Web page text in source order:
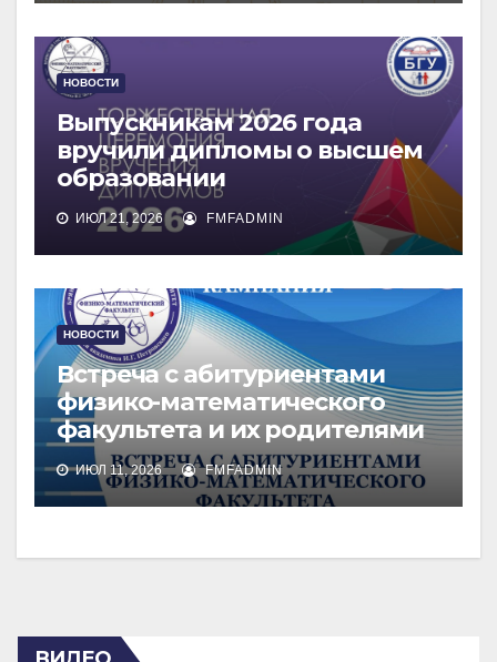
НОВОСТИ
Выпускникам 2026 года
вручили дипломы о высшем
образовании
ИЮЛ 21, 2026 FMFADMIN
НОВОСТИ
Встреча с абитуриентами
физико-математического
факультета и их родителями
ИЮЛ 11, 2026 FMFADMIN